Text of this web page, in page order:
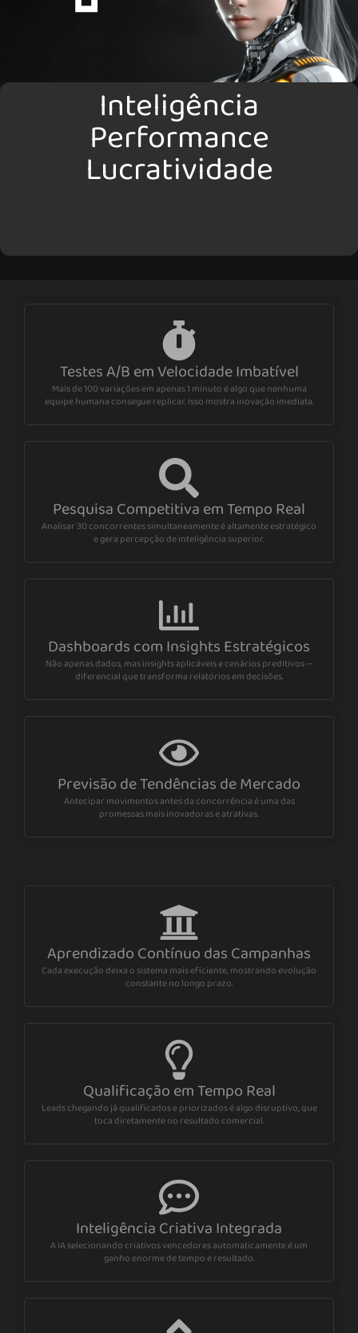
Inteligência
Performance
Lucratividade
Testes A/B em Velocidade Imbatível
Mais de 100 variações em apenas 1 minuto é algo que nenhuma
equipe humana consegue replicar. Isso mostra inovação imediata.
Pesquisa Competitiva em Tempo Real
Analisar 30 concorrentes simultaneamente é altamente estratégico
e gera percepção de inteligência superior.
Dashboards com Insights Estratégicos
Não apenas dados, mas insights aplicáveis e cenários preditivos —
diferencial que transforma relatórios em decisões.
Previsão de Tendências de Mercado
Antecipar movimentos antes da concorrência é uma das
promessas mais inovadoras e atrativas.
Aprendizado Contínuo das Campanhas
Cada execução deixa o sistema mais eficiente, mostrando evolução
constante no longo prazo.
Qualificação em Tempo Real
Leads chegando já qualificados e priorizados é algo disruptivo, que
toca diretamente no resultado comercial.
Inteligência Criativa Integrada
A IA selecionando criativos vencedores automaticamente é um
ganho enorme de tempo e resultado.